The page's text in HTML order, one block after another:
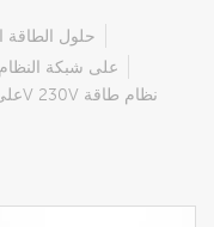
حلول الطاقة
على شبكة